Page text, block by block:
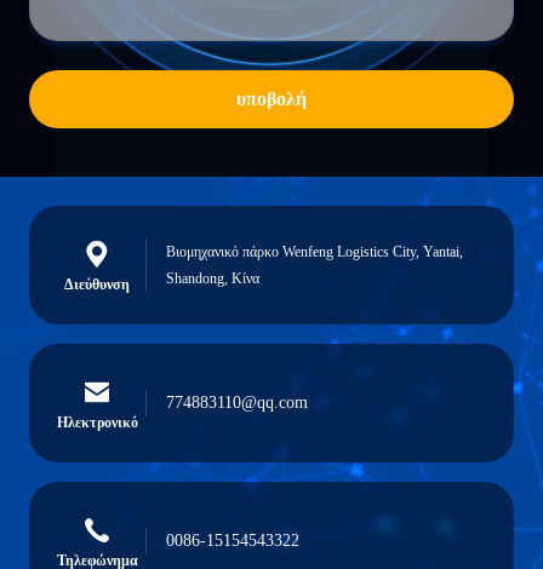
υποβολή
Διεύθυνση
Βιομηχανικό πάρκο Wenfeng Logistics City, Yantai,
Shandong, Κίνα
Ηλεκτρονικό
774883110@qq.com
Τηλεφώνημα
0086-15154543322